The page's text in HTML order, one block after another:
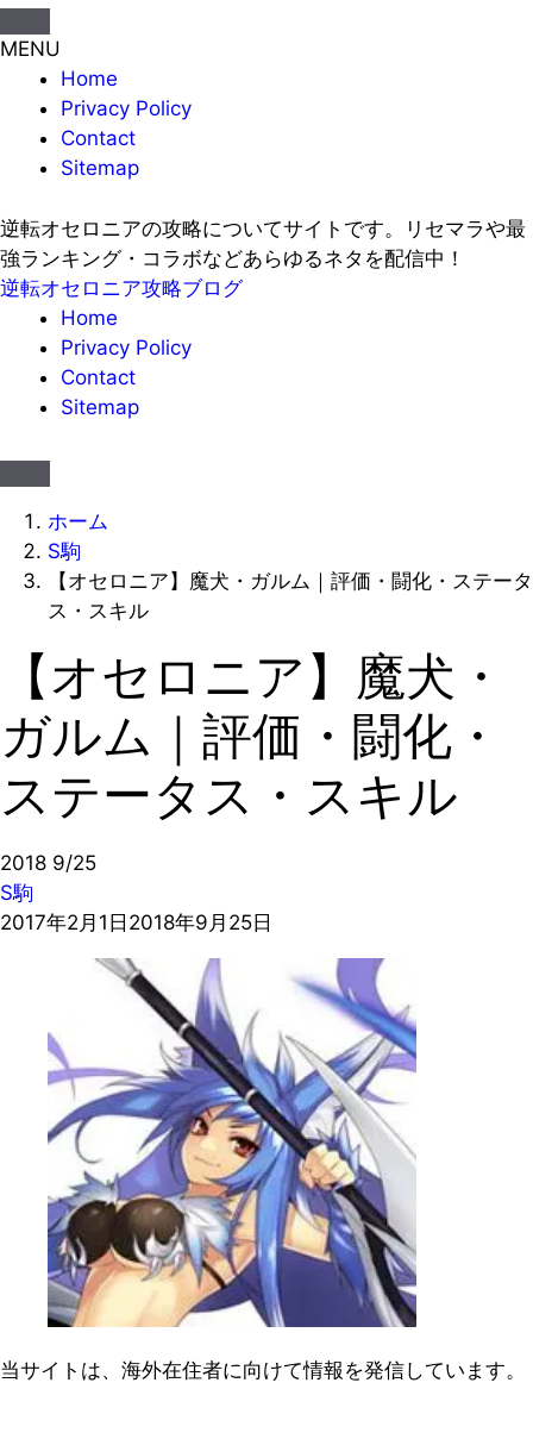
MENU
Home
Privacy Policy
Contact
Sitemap
逆転オセロニアの攻略についてサイトです。リセマラや最
強ランキング・コラボなどあらゆるネタを配信中！
逆転オセロニア攻略ブログ
Home
Privacy Policy
Contact
Sitemap
ホーム
S駒
【オセロニア】魔犬・ガルム｜評価・闘化・ステータ
ス・スキル
【オセロニア】魔犬・
ガルム｜評価・闘化・
ステータス・スキル
2018 9/25
S駒
2017年2月1日 2018年9月25日
当サイトは、海外在住者に向けて情報を発信しています。